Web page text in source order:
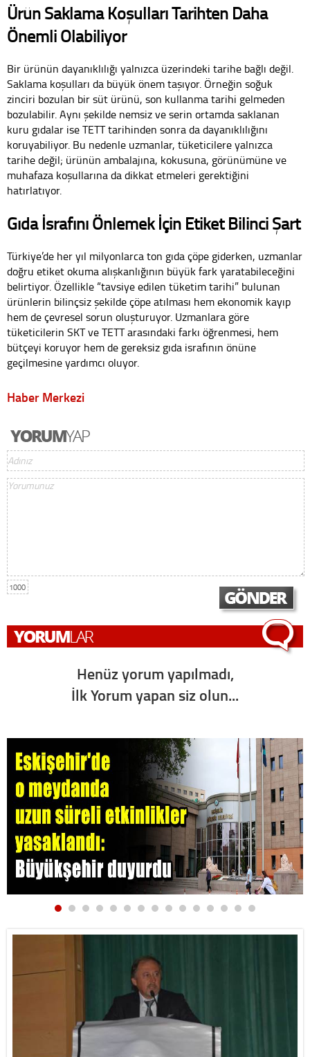
Ürün Saklama Koşulları Tarihten Daha
Önemli Olabiliyor
Bir ürünün dayanıklılığı yalnızca üzerindeki tarihe bağlı değil.
Saklama koşulları da büyük önem taşıyor. Örneğin soğuk
zinciri bozulan bir süt ürünü, son kullanma tarihi gelmeden
bozulabilir. Aynı şekilde nemsiz ve serin ortamda saklanan
kuru gıdalar ise TETT tarihinden sonra da dayanıklılığını
koruyabiliyor. Bu nedenle uzmanlar, tüketicilere yalnızca
tarihe değil; ürünün ambalajına, kokusuna, görünümüne ve
muhafaza koşullarına da dikkat etmeleri gerektiğini
hatırlatıyor.
Gıda İsrafını Önlemek İçin Etiket Bilinci Şart
Türkiye’de her yıl milyonlarca ton gıda çöpe giderken, uzmanlar
doğru etiket okuma alışkanlığının büyük fark yaratabileceğini
belirtiyor. Özellikle “tavsiye edilen tüketim tarihi” bulunan
ürünlerin bilinçsiz şekilde çöpe atılması hem ekonomik kayıp
hem de çevresel sorun oluşturuyor. Uzmanlara göre
tüketicilerin SKT ve TETT arasındaki farkı öğrenmesi, hem
bütçeyi koruyor hem de gereksiz gıda israfının önüne
geçilmesine yardımcı oluyor.
Haber Merkezi
1000
Henüz yorum yapılmadı,
İlk Yorum yapan siz olun...